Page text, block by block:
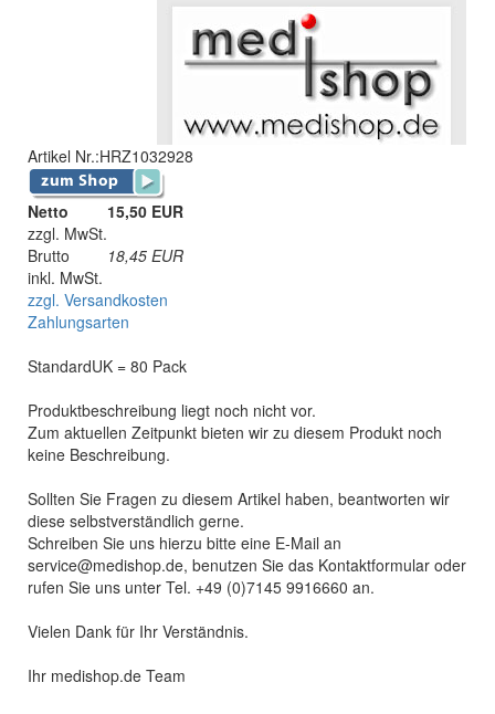
Artikel Nr.:HRZ1032928
Netto
15,50 EUR
zzgl. MwSt.
Brutto
18,45 EUR
inkl. MwSt.
zzgl. Versandkosten
Zahlungsarten
StandardUK = 80 Pack
Produktbeschreibung liegt noch nicht vor.
Zum aktuellen Zeitpunkt bieten wir zu diesem Produkt noch
keine Beschreibung.
Sollten Sie Fragen zu diesem Artikel haben, beantworten wir
diese selbstverständlich gerne.
Schreiben Sie uns hierzu bitte eine E-Mail an
service@medishop.de, benutzen Sie das Kontaktformular oder
rufen Sie uns unter Tel. +49 (0)7145 9916660 an.
Vielen Dank für Ihr Verständnis.
Ihr medishop.de Team